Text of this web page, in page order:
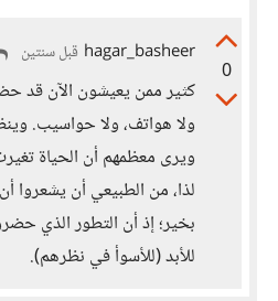
0
hagar_basheer قبل سنتين
كثير ممن يعيشون الآن قد
ولا هواتف، ولا حواسيب.
ويرى معظمهم أن الحياة
لذا، من الطبيعي أن يشعروا
بخير؛ إذ أن التطور الذي
للأبد (للأسوأ في نظرهم).